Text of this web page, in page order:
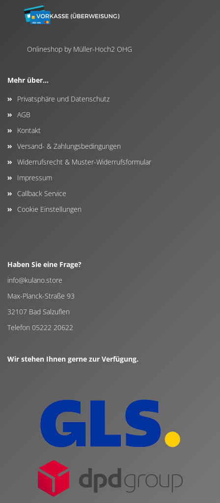
Onlineshop by Müller-Hoch2 OHG
Mehr über...
Privatsphäre und Datenschutz
AGB
Kontakt
Versand- & Zahlungsbedingungen
Widerrufsrecht & Muster-Widerrufsformular
Impressum
Callback Service
Cookie Einstellungen
Haben Sie eine Frage?
info@kulano.store
Max-Planck-Straße 93
32107 Bad Salzuflen
Telefon 05222 20622
Wir stehen Ihnen gerne zur Verfügung.